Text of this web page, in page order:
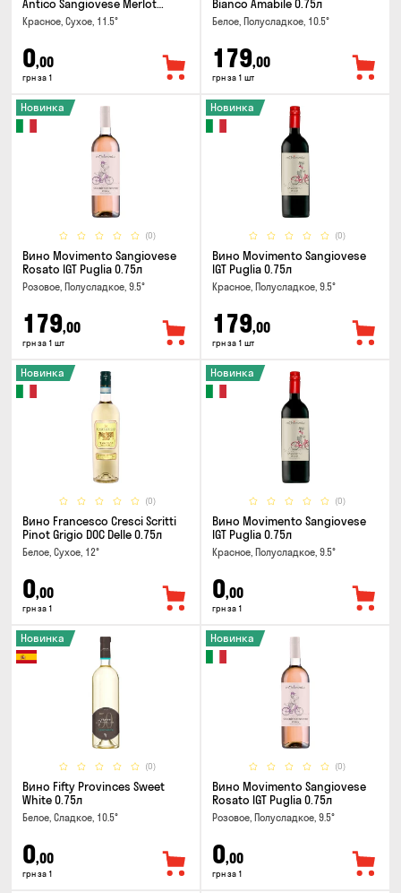
Antico Sangiovese Merlot
Rubicone IGT 0.25л
Красное, Сухое, 11.5°
0,00
грн за 1
Bianco Amabile 0.75л
Белое, Полусладкое, 10.5°
179,00
грн за 1 шт
(0)
Новинка
Вино Movimento Sangiovese
Rosato IGT Puglia 0.75л
Розовое, Полусладкое, 9.5°
179,00
грн за 1 шт
(0)
Новинка
Вино Movimento Sangiovese
IGT Puglia 0.75л
Красное, Полусладкое, 9.5°
179,00
грн за 1 шт
(0)
Новинка
Вино Francesco Cresci Scritti
Pinot Grigio DOC Delle 0.75л
Белое, Сухое, 12°
0,00
грн за 1
(0)
Новинка
Вино Movimento Sangiovese
IGT Puglia 0.75л
Красное, Полусладкое, 9.5°
0,00
грн за 1
(0)
Новинка
Вино Fifty Provinces Sweet
White 0.75л
Белое, Сладкое, 10.5°
0,00
грн за 1
(0)
Новинка
Вино Movimento Sangiovese
Rosato IGT Puglia 0.75л
Розовое, Полусладкое, 9.5°
0,00
грн за 1